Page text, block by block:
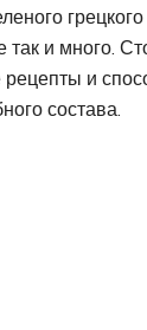
так и много.
и
состава.